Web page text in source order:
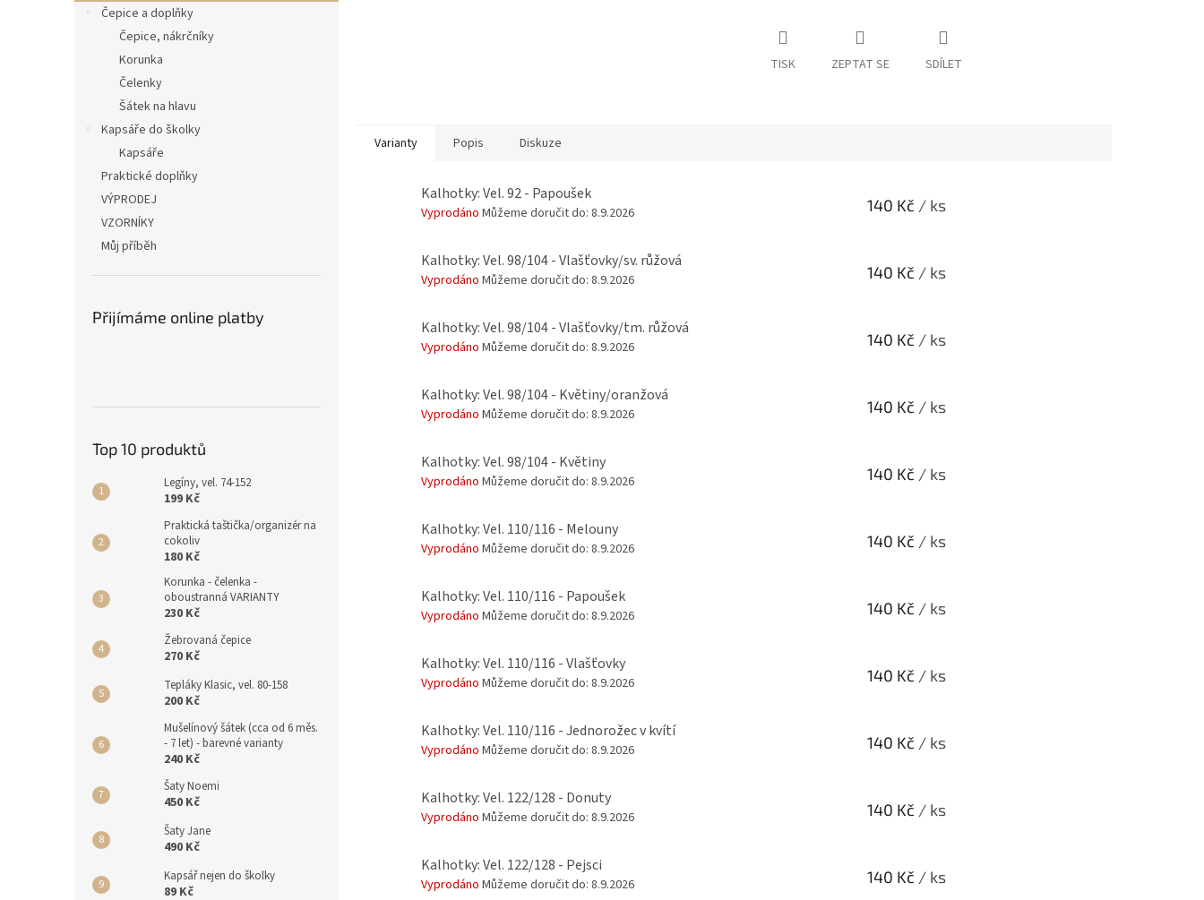
Čepice a doplňky
Čepice, nákrčníky
Korunka
Čelenky
Šátek na hlavu
Kapsáře do školky
Kapsáře
Praktické doplňky
VÝPRODEJ
VZORNÍKY
Můj příběh
Přijímáme online platby
Top 10 produktů
Legíny, vel. 74-152
199 Kč
Praktická taštička/organizér na
cokoliv
180 Kč
Korunka - čelenka -
oboustranná VARIANTY
230 Kč
Žebrovaná čepice
270 Kč
Tepláky Klasic, vel. 80-158
200 Kč
Mušelínový šátek (cca od 6 měs.
- 7 let) - barevné varianty
240 Kč
Šaty Noemi
450 Kč
Šaty Jane
490 Kč
Kapsář nejen do školky
89 Kč
TISK ZEPTAT SE SDÍLET
Varianty Popis Diskuze
Kalhotky: Vel. 92 - Papoušek
Vyprodáno Můžeme doručit do: 8.9.2026 140 Kč / ks
Kalhotky: Vel. 98/104 - Vlašťovky/sv. růžová
Vyprodáno Můžeme doručit do: 8.9.2026 140 Kč / ks
Kalhotky: Vel. 98/104 - Vlašťovky/tm. růžová
Vyprodáno Můžeme doručit do: 8.9.2026 140 Kč / ks
Kalhotky: Vel. 98/104 - Květiny/oranžová
Vyprodáno Můžeme doručit do: 8.9.2026 140 Kč / ks
Kalhotky: Vel. 98/104 - Květiny
Vyprodáno Můžeme doručit do: 8.9.2026 140 Kč / ks
Kalhotky: Vel. 110/116 - Melouny
Vyprodáno Můžeme doručit do: 8.9.2026 140 Kč / ks
Kalhotky: Vel. 110/116 - Papoušek
Vyprodáno Můžeme doručit do: 8.9.2026 140 Kč / ks
Kalhotky: Vel. 110/116 - Vlašťovky
Vyprodáno Můžeme doručit do: 8.9.2026 140 Kč / ks
Kalhotky: Vel. 110/116 - Jednorožec v kvítí
Vyprodáno Můžeme doručit do: 8.9.2026 140 Kč / ks
Kalhotky: Vel. 122/128 - Donuty
Vyprodáno Můžeme doručit do: 8.9.2026 140 Kč / ks
Kalhotky: Vel. 122/128 - Pejsci
Vyprodáno Můžeme doručit do: 8.9.2026 140 Kč / ks